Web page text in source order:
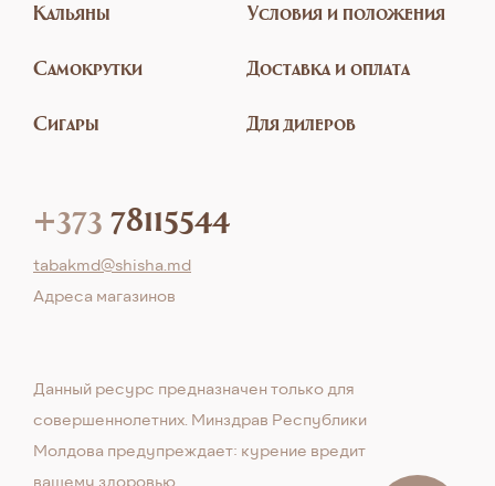
Кальяны
Самокрутки
Сигары
Условия и положения
Доставка и оплата
Для дилеров
+373 78115544
tabakmd@shisha.md
Aдреса магазинов
Данный ресурс предназначен только для
совершеннолетних. Минздрав Республики
Молдова предупреждает: курение вредит
вашему здоровью.